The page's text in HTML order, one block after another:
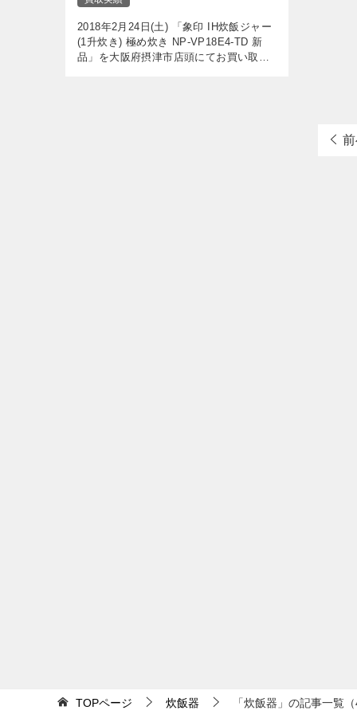
2018年2月24日(土) 「象印 IH炊飯ジャー
(1升炊き) 極め炊き NP-VP18E4-TD 新
品」を大阪府摂津市店頭にてお買い取り
TOPページ 炊飯器 「炊飯器」の記事一覧